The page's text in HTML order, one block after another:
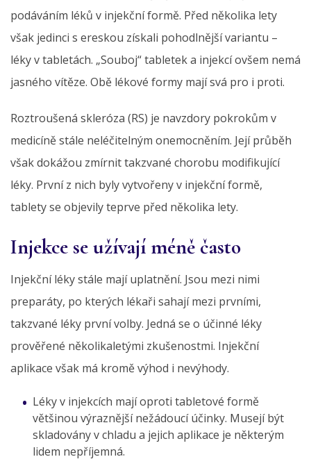
podáváním léků v injekční formě. Před několika lety
však jedinci s ereskou získali pohodlnější variantu –
léky v tabletách. „Souboj“ tabletek a injekcí ovšem nemá
jasného vítěze. Obě lékové formy mají svá pro i proti.
Roztroušená skleróza (RS) je navzdory pokrokům v
medicíně stále neléčitelným onemocněním. Její průběh
však dokážou zmírnit takzvané chorobu modifikující
léky. První z nich byly vytvořeny v injekční formě,
tablety se objevily teprve před několika lety.
Injekce se užívají méně často
Injekční léky stále mají uplatnění. Jsou mezi nimi
preparáty, po kterých lékaři sahají mezi prvními,
takzvané léky první volby. Jedná se o účinné léky
prověřené několikaletými zkušenostmi. Injekční
aplikace však má kromě výhod i nevýhody.
Léky v injekcích mají oproti tabletové formě
většinou výraznější nežádoucí účinky. Musejí být
skladovány v chladu a jejich aplikace je některým
lidem nepříjemná.